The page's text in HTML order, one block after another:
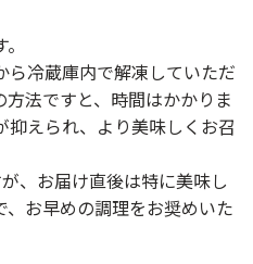
冷蔵庫内で解凍していただ
方法ですと、時間はかかりま
抑えられ、より美味しくお召
、お届け直後は特に美味し
、お早めの調理をお奨めいた